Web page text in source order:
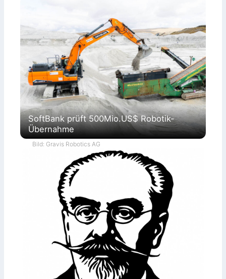
SoftBank prüft 500Mio.US$ Robotik-
Übernahme
Bild: Gravis Robotics AG